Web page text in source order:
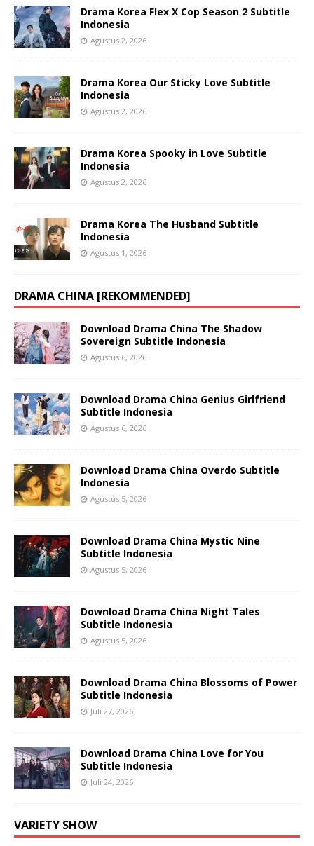
Drama Korea Flex X Cop Season 2 Subtitle
Indonesia
Agustus 2, 2026
Drama Korea Our Sticky Love Subtitle
Indonesia
Agustus 2, 2026
Drama Korea Spooky in Love Subtitle
Indonesia
Agustus 2, 2026
Drama Korea The Husband Subtitle
Indonesia
Agustus 1, 2026
DRAMA CHINA [REKOMMENDED]
Download Drama China The Shadow
Sovereign Subtitle Indonesia
Agustus 6, 2026
Download Drama China Genius Girlfriend
Subtitle Indonesia
Agustus 6, 2026
Download Drama China Overdo Subtitle
Indonesia
Agustus 5, 2026
Download Drama China Mystic Nine
Subtitle Indonesia
Agustus 5, 2026
Download Drama China Night Tales
Subtitle Indonesia
Agustus 5, 2026
Download Drama China Blossoms of Power
Subtitle Indonesia
Juli 27, 2026
Download Drama China Love for You
Subtitle Indonesia
Juli 24, 2026
VARIETY SHOW